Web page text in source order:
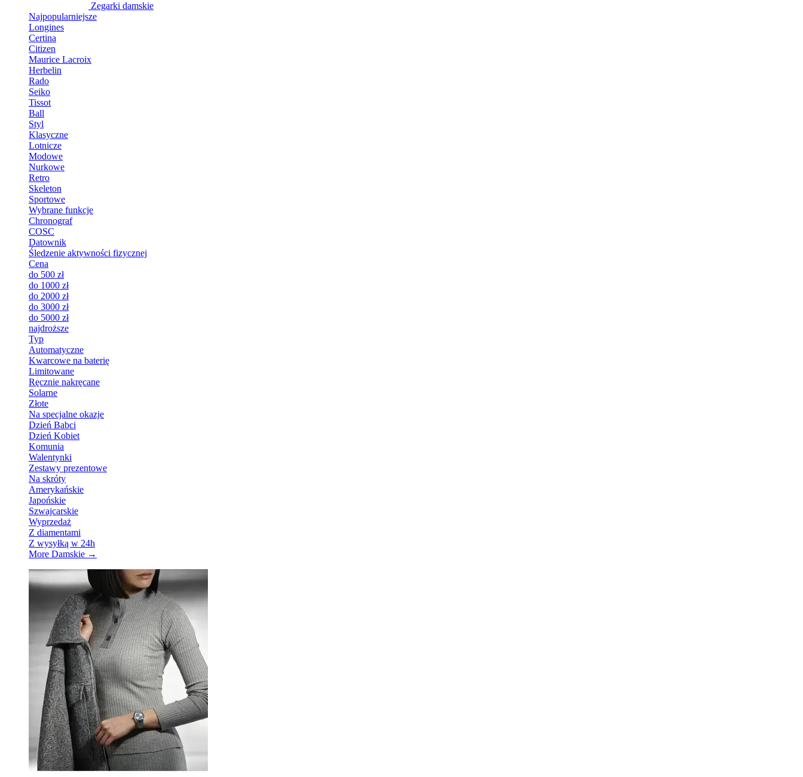
Zegarki damskie
Najpopularniejsze
Longines
Certina
Citizen
Maurice Lacroix
Herbelin
Rado
Seiko
Tissot
Ball
Styl
Klasyczne
Lotnicze
Modowe
Nurkowe
Retro
Skeleton
Sportowe
Wybrane funkcje
Chronograf
COSC
Datownik
Śledzenie aktywności fizycznej
Cena
do 500 zł
do 1000 zł
do 2000 zł
do 3000 zł
do 5000 zł
najdroższe
Typ
Automatyczne
Kwarcowe na baterię
Limitowane
Ręcznie nakręcane
Solarne
Złote
Na specjalne okazje
Dzień Babci
Dzień Kobiet
Komunia
Walentynki
Zestawy prezentowe
Na skróty
Amerykańskie
Japońskie
Szwajcarskie
Wyprzedaż
Z diamentami
Z wysyłką w 24h
More Damskie →